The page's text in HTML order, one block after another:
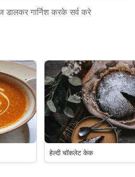
डालकर गार्निश करके सर्व करे
हेल्दी चॉकलेट केक